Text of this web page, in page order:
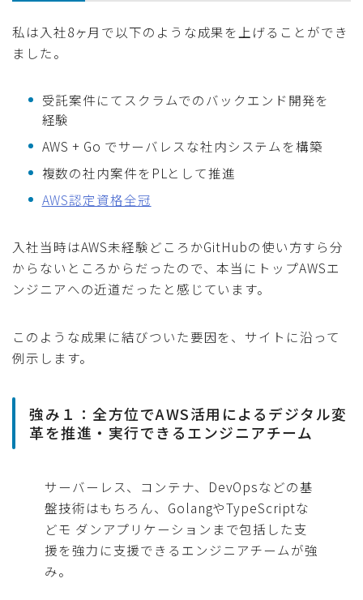
私は入社8ヶ月で以下のような成果を上げることができ
ました。
受託案件にてスクラムでのバックエンド開発を
経験
AWS + Go でサーバレスな社内システムを構築
複数の社内案件をPLとして推進
AWS認定資格全冠
入社当時はAWS未経験どころかGitHubの使い方すら分
からないところからだったので、本当にトップAWSエ
ンジニアへの近道だったと感じています。
このような成果に結びついた要因を、サイトに沿って
例示します。
強み１：全方位でAWS活用によるデジタル変
革を推進・実行できるエンジニアチーム
サーバーレス、コンテナ、DevOpsなどの基
盤技術はもちろん、GolangやTypeScriptな
どモ ダンアプリケーションまで包括した支
援を強力に支援できるエンジニアチームが強
み。